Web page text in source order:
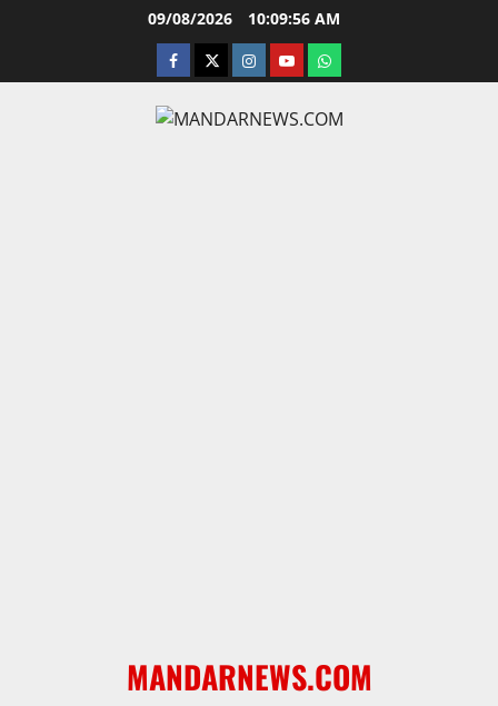
09/08/2026 10:09:57 AM
facebooktwitterinstagram.com
youtubewhatsapp
MANDARNEWS.COM